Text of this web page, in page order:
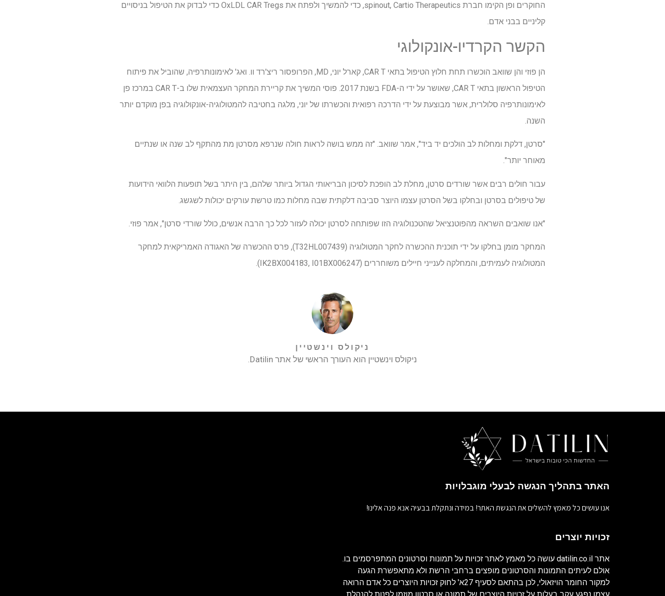
החוקרים ופן הקימו חברת spinout, Cartio Therapeutics, כדי להמשיך ולפתח את OxLDL CAR Tregs כדי לבדוק את הטיפול בניסויים
קליניים בבני אדם.
הקשר הקרדיו-אונקולוגי
הן פוזי והן שוואב הוכשרו תחת חלוץ הטיפול בתאי CAR T, קארל יוני, MD, הפרופסור ריצ'רד וו. ואג' לאימונותרפיה, שהוביל את פיתוח
הטיפול הראשון בתאי CAR T, שאושר על ידי ה-FDA בשנת 2017. פוסי המשיך את קריירת המחקר העצמאית שלו ב-CAR T במרכז פן
לאימונותרפיה סלולרית, אשר מבוצעת על ידי הדרכה רפואית והכשרתו של יוני, מלגה בחטיבה להמטולוגיה-אונקולוגיה בפן מוקדם יותר
השנה.
"סרטן, דלקת ומחלות לב הולכים יד ביד", אמר שוואב. "זה ממש בושה לראות חולה שנרפא מסרטן מת מהתקף לב שנה או שנתיים
מאוחר יותר".
עבור חולים רבים אשר שורדים סרטן, מחלת לב הופכת לסיכון הבריאותי הגדול ביותר שלהם, בין היתר בשל תופעות הלוואי הידועות
של טיפולים בסרטן ובחלקו בשל הסרטן עצמו היוצר סביבה דלקתית שבה מחלות כמו טרשת עורקים יכולות לשגשג.
"אנו שואבים השראה מהפוטנציאל שהטכנולוגיה הזו שפותחה לסרטן יכולה לעזור לכל כך הרבה אנשים, כולל שורדי סרטן", אמר פוזי.
המחקר מומן בחלקו על ידי תוכנית ההכשרה לחקר המטולוגיה (T32HL007439), פרס ההכשרה של האגודה האמריקאית למחקר
המטולוגיה לעמיתים, והמחלקה לענייני חיילים משוחררים (IK2BX004183, I01BX006247).
ניקולס וינשטיין
ניקולס וינשטיין הוא העורך הראשי של אתר Datilin.
האתר בתהליך הנגשה לבעלי מוגבלויות
אנו עושים כל מאמץ להשלים את הנגשת האתר! במידה ונתקלת בבעיה אנא פנה אלינו!
זכויות יוצרים
אתר datilin.co.il עושה כל מאמץ לאתר זכויות על תמונות וסרטונים המתפרסמים בו.
אולם לעיתים התמונות והסרטונים מופצים ברחבי הרשת ולא מתאפשרת הגעה
למקור החומר הויזאולי, לכן בהתאם לסעיף 27א' לחוק זכויות היוצרים כל אדם הרואה